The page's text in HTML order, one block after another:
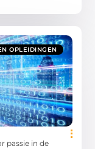
OPLEIDINGEN
passie in de